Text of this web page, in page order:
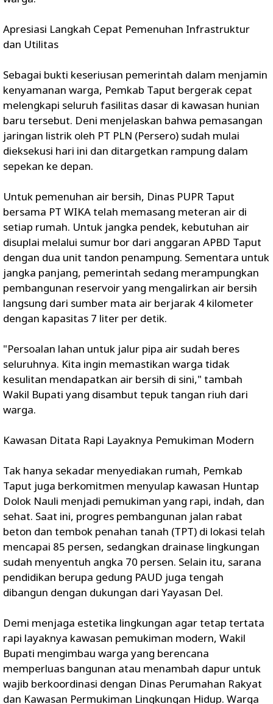
‎Apresiasi Langkah Cepat Pemenuhan Infrastruktur
dan Utilitas
‎Sebagai bukti keseriusan pemerintah dalam menjamin
kenyamanan warga, Pemkab Taput bergerak cepat
melengkapi seluruh fasilitas dasar di kawasan hunian
baru tersebut. Deni menjelaskan bahwa pemasangan
jaringan listrik oleh PT PLN (Persero) sudah mulai
dieksekusi hari ini dan ditargetkan rampung dalam
sepekan ke depan.
‎Untuk pemenuhan air bersih, Dinas PUPR Taput
bersama PT WIKA telah memasang meteran air di
setiap rumah. Untuk jangka pendek, kebutuhan air
disuplai melalui sumur bor dari anggaran APBD Taput
dengan dua unit tandon penampung. Sementara untuk
jangka panjang, pemerintah sedang merampungkan
pembangunan reservoir yang mengalirkan air bersih
langsung dari sumber mata air berjarak 4 kilometer
dengan kapasitas 7 liter per detik.
‎"Persoalan lahan untuk jalur pipa air sudah beres
seluruhnya. Kita ingin memastikan warga tidak
kesulitan mendapatkan air bersih di sini," tambah
Wakil Bupati yang disambut tepuk tangan riuh dari
warga.
‎Kawasan Ditata Rapi Layaknya Pemukiman Modern
‎Tak hanya sekadar menyediakan rumah, Pemkab
Taput juga berkomitmen menyulap kawasan Huntap
Dolok Nauli menjadi pemukiman yang rapi, indah, dan
sehat. Saat ini, progres pembangunan jalan rabat
beton dan tembok penahan tanah (TPT) di lokasi telah
mencapai 85 persen, sedangkan drainase lingkungan
sudah menyentuh angka 70 persen. Selain itu, sarana
pendidikan berupa gedung PAUD juga tengah
dibangun dengan dukungan dari Yayasan Del.
‎Demi menjaga estetika lingkungan agar tetap tertata
rapi layaknya kawasan pemukiman modern, Wakil
Bupati mengimbau warga yang berencana
memperluas bangunan atau menambah dapur untuk
wajib berkoordinasi dengan Dinas Perumahan Rakyat
dan Kawasan Permukiman Lingkungan Hidup. Warga